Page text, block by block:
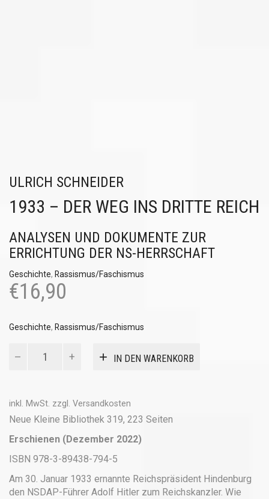
ULRICH SCHNEIDER
1933 – DER WEG INS DRITTE REICH
ANALYSEN UND DOKUMENTE ZUR
ERRICHTUNG DER NS-HERRSCHAFT
Geschichte, Rassismus/Faschismus
€16,90
Geschichte, Rassismus/Faschismus
ins
Dritte
Menge
IN DEN WARENKORB
inkl. MwSt. zzgl. Versandkosten
Neue Kleine Bibliothek 319, 223 Seiten
Erschienen (Dezember 2022)
ISBN 978-3-89438-794-5
Am 30. Januar 1933 ernannte Reichspräsident Hindenburg
den NSDAP-Führer Adolf Hitler zum Reichskanzler. Wie